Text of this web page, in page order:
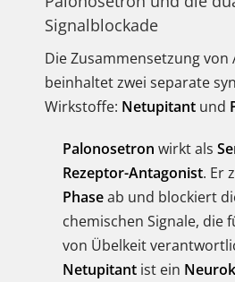
Signalblockade
Die Zusammensetzung von
beinhaltet zwei separate
Wirkstoffe: Netupitant und
Palonosetron wirkt als
Rezeptor-Antagonist. Er
Phaseab und blockiert
chemischen Signale, die
von Übelkeit
Netupitant ist ein